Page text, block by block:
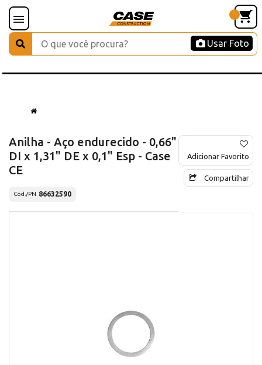
Usar Foto
Anilha - Aço endurecido - 0,66"
DI x 1,31" DE x 0,1" Esp - Case
CE
Cód./PN 86632590
Adicionar Favorito
Compartilhar